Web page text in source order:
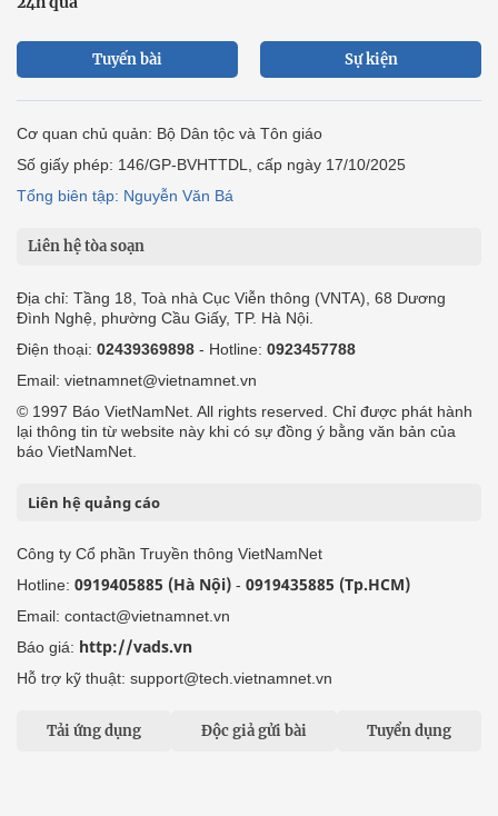
Tuyến bài Sự kiện
Cơ quan chủ quản: Bộ Dân tộc và Tôn giáo
Số giấy phép: 146/GP-BVHTTDL, cấp ngày 17/10/2025
Tổng biên tập: Nguyễn Văn Bá
Liên hệ tòa soạn
Địa chỉ: Tầng 18, Toà nhà Cục Viễn thông (VNTA), 68 Dương
Đình Nghệ, phường Cầu Giấy, TP. Hà Nội.
Điện thoại: 02439369898 - Hotline: 0923457788
Email: vietnamnet@vietnamnet.vn
© 1997 Báo VietNamNet. All rights reserved. Chỉ được phát hành
lại thông tin từ website này khi có sự đồng ý bằng văn bản của
báo VietNamNet.
Liên hệ quảng cáo
Công ty Cổ phần Truyền thông VietNamNet
Hotline: 0919405885 (Hà Nội) - 0919435885 (Tp.HCM)
Email: contact@vietnamnet.vn
Báo giá: http://vads.vn
Hỗ trợ kỹ thuật: support@tech.vietnamnet.vn
Tải ứng dụng Độc giả gửi bài Tuyển dụng